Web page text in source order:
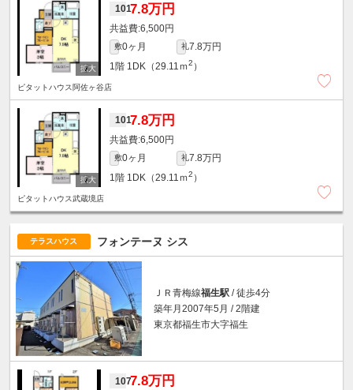
1017.8万円
6,500円
敷0ヶ月 礼7.8万円
1階 1DK（29.11ｍ2 ）
ピタットハウス阿佐ヶ谷店
1017.8万円
6,500円
敷0ヶ月 礼7.8万円
1階 1DK（29.11ｍ2 ）
ピタットハウス武蔵境店
テラスハウス フォンテーヌ シス
ＪＲ青梅線福生駅 / 徒歩4分
築年月2007年5月 / 2階建
東京都福生市大字福生
1077.8万円